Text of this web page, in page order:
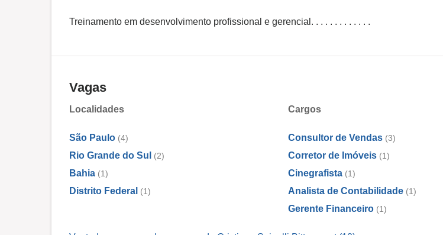
Treinamento em desenvolvimento profissional e gerencial. . . . . . . . . . . . .
Vagas
Localidades
São Paulo (4)
Rio Grande do Sul (2)
Bahia (1)
Distrito Federal (1)
Cargos
Consultor de Vendas (3)
Corretor de Imóveis (1)
Cinegrafista (1)
Analista de Contabilidade (1)
Gerente Financeiro (1)